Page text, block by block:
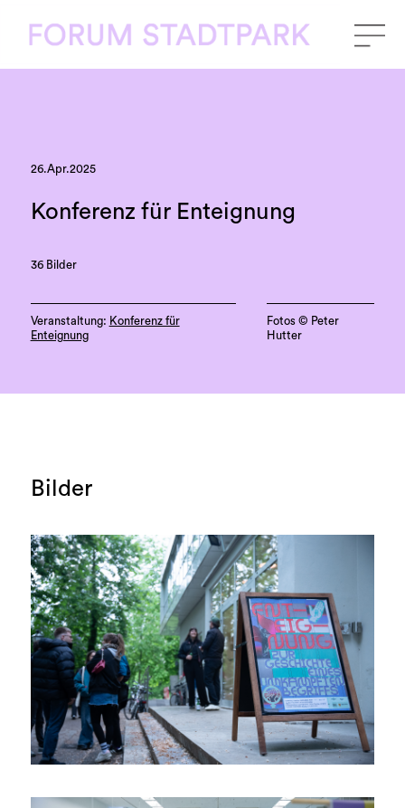
26.Apr.2025
Konferenz für Enteignung
36 Bilder
Veranstaltung: Konferenz für
Enteignung
Fotos ©️ Peter
Hutter
Bilder